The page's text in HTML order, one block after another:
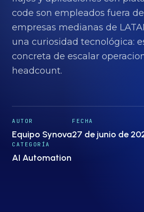
Proyectos →
Nosotros
Insights →
Hablemos ES · EN
code son empleados fuera de
empresas medianas de
una curiosidad tecnológica:
concreta de escalar
headcount.
AUTOR
Equipo Synova
FECHA
27 de junio de
CATEGORÍA
AI Automation